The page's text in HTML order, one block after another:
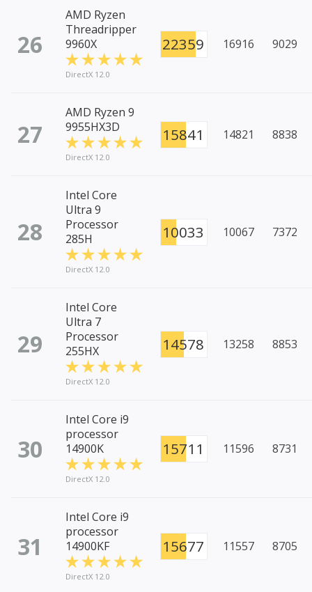
26
AMD Ryzen
Threadripper
9960X
DirectX 12.0
22359 16916 9029
27
AMD Ryzen 9
9955HX3D
DirectX 12.0
15841 14821 8838
28
Intel Core
Ultra 9
Processor
285H
DirectX 12.0
10033 10067 7372
29
Intel Core
Ultra 7
Processor
255HX
DirectX 12.0
14578 13258 8853
30
Intel Core i9
processor
14900K
DirectX 12.0
15711 11596 8731
31
Intel Core i9
processor
14900KF
DirectX 12.0
15677 11557 8705